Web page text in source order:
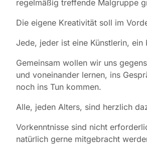
regelmäßig treffende Malgruppe
Die eigene Kreativität soll im
Jede, jeder ist eine Künstlerin, ein
Gemeinsam wollen wir uns
und voneinander lernen, ins
noch ins Tun kommen.
Alle, jeden Alters, sind herzlich
Vorkenntnisse sind nicht
natürlich gerne mitgebracht